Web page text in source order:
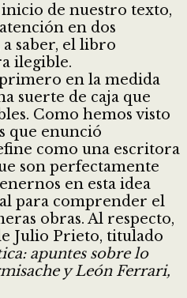
de nuestro texto,
en dos
saber, el libro
ilegible.
en la medida
suerte de caja que
Como hemos visto
que enunció
como una escritora
son perfectamente
en esta idea
para comprender el
obras. Al respecto,
Julio Prieto, titulado
apuntes sobre lo
y León Ferrari,